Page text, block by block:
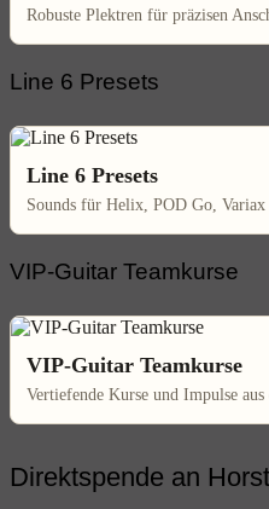
Robuste Plektren für präzisen
Line 6 Presets
Line 6 Presets
Sounds für Helix, POD Go,
VIP-Guitar Teamkurse
VIP-Guitar Teamkurse
Vertiefende Kurse und Impulse
Direktspende an